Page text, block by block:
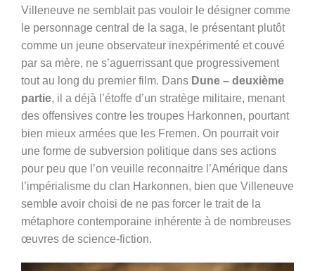
Villeneuve ne semblait pas vouloir le désigner comme
le personnage central de la saga, le présentant plutôt
comme un jeune observateur inexpérimenté et couvé
par sa mère, ne s’aguerrissant que progressivement
tout au long du premier film. Dans Dune – deuxième
partie, il a déjà l’étoffe d’un stratège militaire, menant
des offensives contre les troupes Harkonnen, pourtant
bien mieux armées que les Fremen. On pourrait voir
une forme de subversion politique dans ses actions
pour peu que l’on veuille reconnaitre l’Amérique dans
l’impérialisme du clan Harkonnen, bien que Villeneuve
semble avoir choisi de ne pas forcer le trait de la
métaphore contemporaine inhérente à de nombreuses
œuvres de science-fiction.